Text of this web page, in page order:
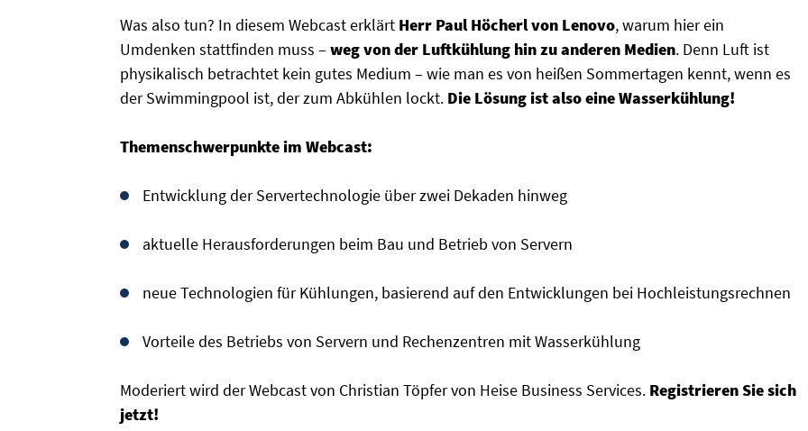
Was also tun? In diesem Webcast erklärt Herr Paul Höcherl von Lenovo, warum hier ein
Umdenken stattfinden muss – weg von der Luftkühlung hin zu anderen Medien. Denn Luft ist
physikalisch betrachtet kein gutes Medium – wie man es von heißen Sommertagen kennt, wenn es
der Swimmingpool ist, der zum Abkühlen lockt. Die Lösung ist also eine Wasserkühlung!
Themenschwerpunkte im Webcast:
Entwicklung der Servertechnologie über zwei Dekaden hinweg
aktuelle Herausforderungen beim Bau und Betrieb von Servern
neue Technologien für Kühlungen, basierend auf den Entwicklungen bei Hochleistungsrechnen
Vorteile des Betriebs von Servern und Rechenzentren mit Wasserkühlung
Moderiert wird der Webcast von Christian Töpfer von Heise Business Services. Registrieren Sie sich
jetzt!